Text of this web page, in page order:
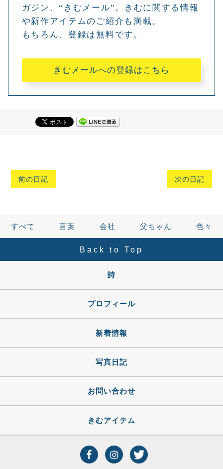
ガジン、“きむメール”。きむに関する情報
や新作アイテムのご紹介も満載。
もちろん、登録は無料です。
きむメールへの登録はこちら
前の日記 次の日記
すべて 言葉 会社 父ちゃん 色々
Back to Top
詩
プロフィール
新着情報
写真日記
お問い合わせ
きむアイテム